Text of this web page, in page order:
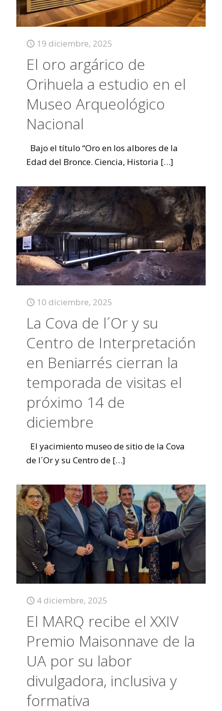
19 diciembre, 2025
El oro argárico de
Orihuela a estudio en el
Museo Arqueológico
Nacional
Bajo el título “Oro en los albores de la
Edad del Bronce. Ciencia, Historia […]
10 diciembre, 2025
La Cova de l´Or y su
Centro de Interpretación
en Beniarrés cierran la
temporada de visitas el
próximo 14 de
diciembre
El yacimiento museo de sitio de la Cova
de l´Or y su Centro de […]
4 diciembre, 2025
El MARQ recibe el XXIV
Premio Maisonnave de la
UA por su labor
divulgadora, inclusiva y
formativa